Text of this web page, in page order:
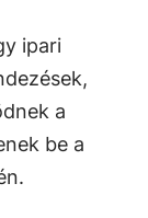
ipari
a
be a